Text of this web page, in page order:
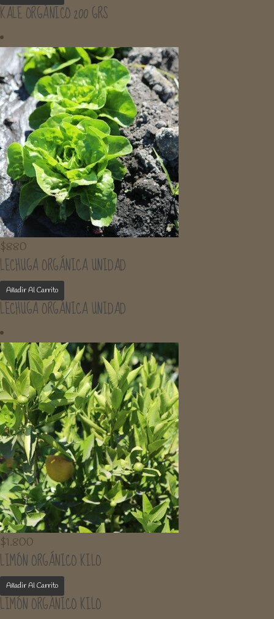
KALE ORGÁNICO 200 GRS
$880
LECHUGA ORGÁNICA UNIDAD
Añadir Al Carrito
LECHUGA ORGÁNICA UNIDAD
$1.800
LIMÓN ORGÁNICO KILO
Añadir Al Carrito
LIMÓN ORGÁNICO KILO